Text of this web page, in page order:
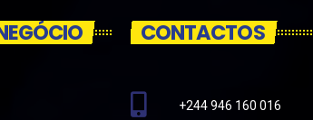
CONTACTOS
+244 946 160 016